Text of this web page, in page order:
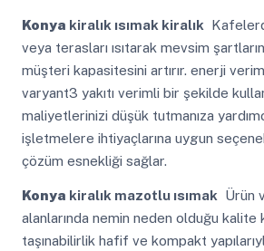
Konya kiralık ısımak kiralık
veya terasları ısıtarak mevsim
müşteri kapasitesini artırır. enerji
varyant3 yakıtı verimli bir şekilde
maliyetlerinizi düşük tutmanıza
işletmelere ihtiyaçlarına uygun
çözüm esnekliği sağlar.
Konya kiralık mazotlu ısımak Ürün
alanlarında nemin neden olduğu kalite
taşınabilirlik hafif ve kompakt